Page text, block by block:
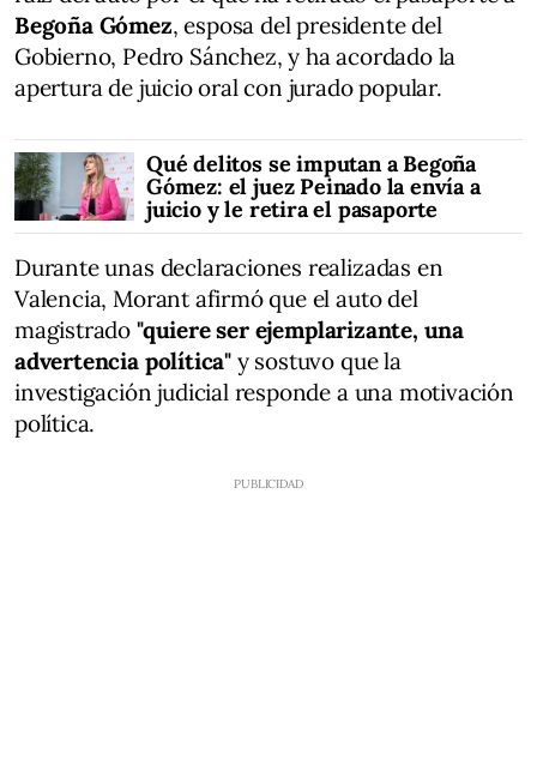
Begoña Gómez, esposa del presidente del
Gobierno, Pedro Sánchez, y ha acordado la
apertura de juicio oral con jurado popular.
Qué delitos se imputan a Begoña
Gómez: el juez Peinado la envía a
juicio y le retira el pasaporte
Durante unas declaraciones realizadas en
Valencia, Morant afirmó que el auto del
magistrado "quiere ser ejemplarizante, una
advertencia política" y sostuvo que la
investigación judicial responde a una motivación
política.